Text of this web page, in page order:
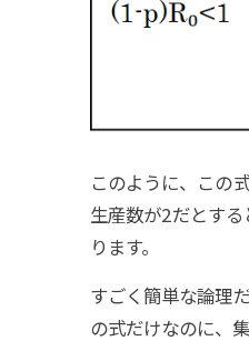
このように、この
生産数が2だとす
ります。
すごく簡単な論理
の式だけなのに、